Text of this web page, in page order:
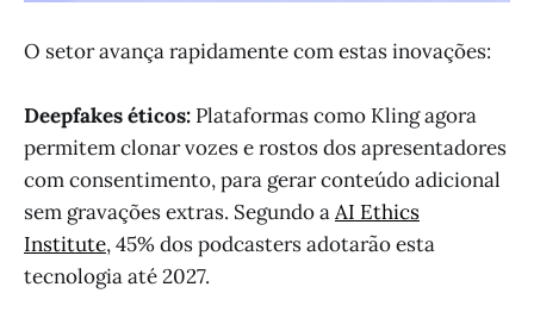
O setor avança rapidamente com estas inovações:
Deepfakes éticos: Plataformas como Kling agora
permitem clonar vozes e rostos dos apresentadores
com consentimento, para gerar conteúdo adicional
sem gravações extras. Segundo aAI Ethics
Institute, 45% dos podcasters adotarão esta
tecnologia até 2027.